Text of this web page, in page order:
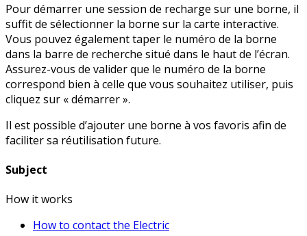
Pour démarrer une session de recharge sur une borne, il
suffit de sélectionner la borne sur la carte interactive.
Vous pouvez également taper le numéro de la borne
dans la barre de recherche situé dans le haut de l’écran.
Assurez-vous de valider que le numéro de la borne
correspond bien à celle que vous souhaitez utiliser, puis
cliquez sur « démarrer ».
Il est possible d’ajouter une borne à vos favoris afin de
faciliter sa réutilisation future.
Subject
How it works
How to contact the Electric